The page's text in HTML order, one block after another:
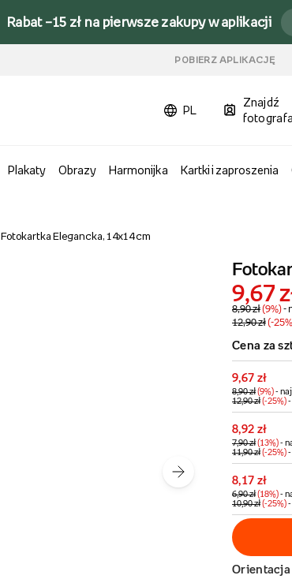
Rabat –15 zł na pierwsze zakupy w aplikacji
POBIERZ APLIKACJĘ
PL
Znajdź
fotografa
Plakaty Obrazy Harmonijka Kartki i zaproszenia
Fotokartka Elegancka, 14x14 cm